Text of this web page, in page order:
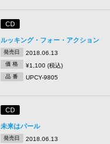
CD
ルッキング・フォー・アクション
発売日 2018.06.13
価 格 ¥1,100 (税込)
品 番 UPCY-9805
CD
未来はパール
発売日 2018.06.13